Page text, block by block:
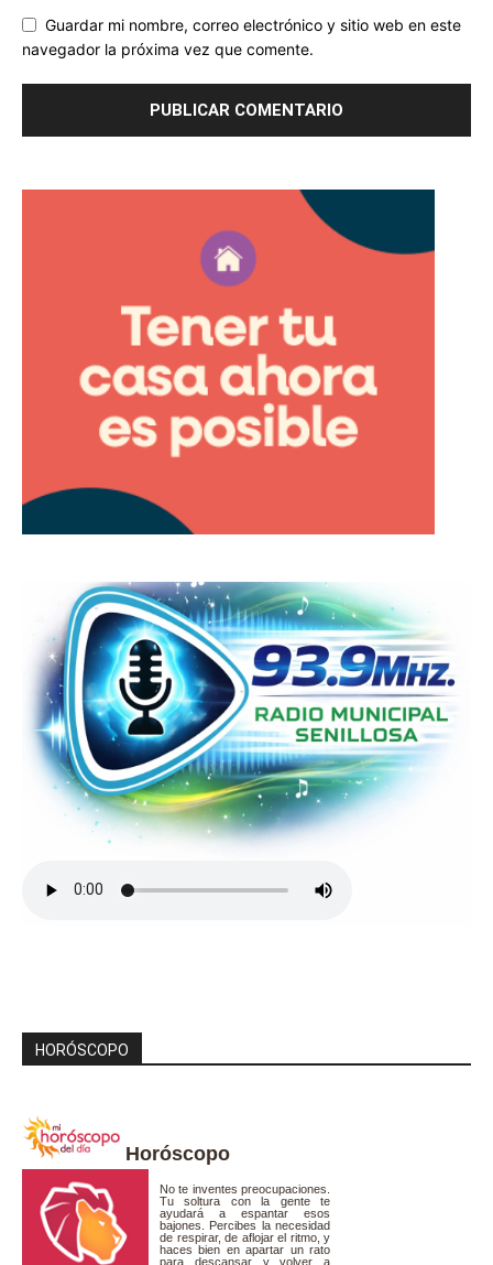
Guardar mi nombre, correo electrónico y sitio web en este
navegador la próxima vez que comente.
HORÓSCOPO
Horóscopo